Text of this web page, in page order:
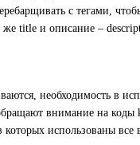
с тегами,
же title и описание –
необходимость в
внимание на
использованы